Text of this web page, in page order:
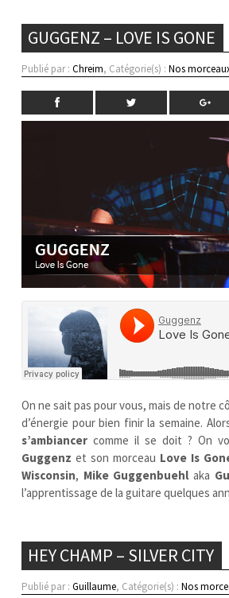
GUGGENZ – LOVE IS GONE
Publié par :Chreim, Catégorie(s) :Nos
On ne sait pas pour vous, mais de notre
d’énergie pour bien finir la semaine.
s’ambiancer comme il se doit ? On
Guggenz et son morceau Love Is
Wisconsin, Mike Guggenbuehl aka
l’apprentissage de la guitare quelques
HEY CHAMP – SILVER CITY
Publié par :Guillaume, Catégorie(s) :Nos